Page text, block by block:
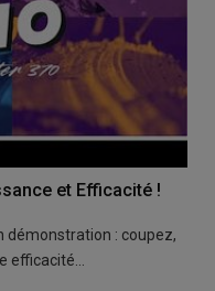
et Efficacité !
démonstration : coupez,
efficacité…